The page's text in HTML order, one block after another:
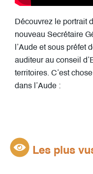
Découvrez le portrait
nouveau Secrétaire
l’Aude et sous préfet
auditeur au conseil
territoires. C’est
dans l’Aude :
Les plus